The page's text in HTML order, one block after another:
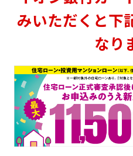
みいただくと下
なり